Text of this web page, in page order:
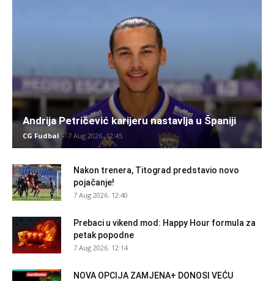
Andrija Petričević karijeru nastavlja u Španiji
CG Fudbal - 7 Aug 2026. 12:45
Nakon trenera, Titograd predstavio novo
pojačanje!
7 Aug 2026. 12:40
Prebaci u vikend mod: Happy Hour formula za
petak popodne
7 Aug 2026. 12:14
NOVA OPCIJA ZAMJENA+ DONOSI VEĆU